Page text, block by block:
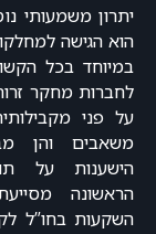
יתרון משמעותי
הוא הגישה
במיוחד בכל
לחברות מחקר
על פני
משאבים והן
הישענות על
הראשונה
השקעות בחו”ל